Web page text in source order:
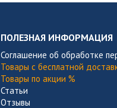
ПОЛЕЗНАЯ ИНФОРМАЦИЯ
Соглашение об обработке
Товары с бесплатной
Товары по акции %
Статьи
Отзывы